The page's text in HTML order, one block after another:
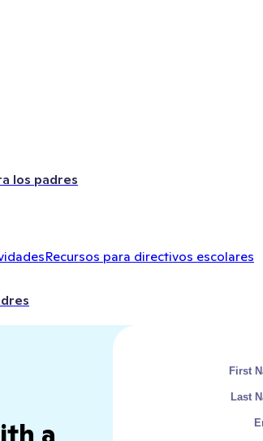
los padres
Recursos para directivos escolares